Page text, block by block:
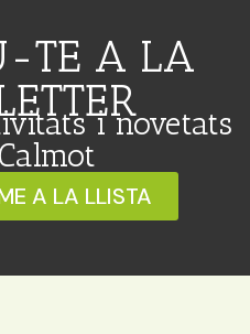
TE A LA
i novetats
A LA LLISTA